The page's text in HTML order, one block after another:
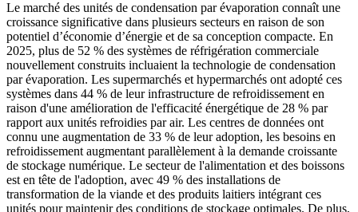
Le marché des unités de condensation par évaporation connaît une
croissance significative dans plusieurs secteurs en raison de son
potentiel d’économie d’énergie et de sa conception compacte. En
2025, plus de 52 % des systèmes de réfrigération commerciale
nouvellement construits incluaient la technologie de condensation
par évaporation. Les supermarchés et hypermarchés ont adopté ces
systèmes dans 44 % de leur infrastructure de refroidissement en
raison d'une amélioration de l'efficacité énergétique de 28 % par
rapport aux unités refroidies par air. Les centres de données ont
connu une augmentation de 33 % de leur adoption, les besoins en
refroidissement augmentant parallèlement à la demande croissante
de stockage numérique. Le secteur de l'alimentation et des boissons
est en tête de l'adoption, avec 49 % des installations de
transformation de la viande et des produits laitiers intégrant ces
unités pour maintenir des conditions de stockage optimales. De plus,